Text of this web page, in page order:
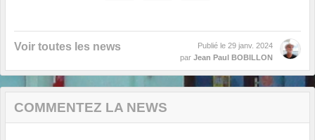
Voir toutes les news Publié le 29 janv. 2024
par Jean Paul BOBILLON
COMMENTEZ LA NEWS